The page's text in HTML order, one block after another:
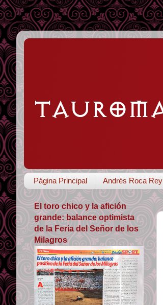
Página Principal Andrés Roca Rey
El toro chico y la afición
grande: balance optimista
de la Feria del Señor de los
Milagros